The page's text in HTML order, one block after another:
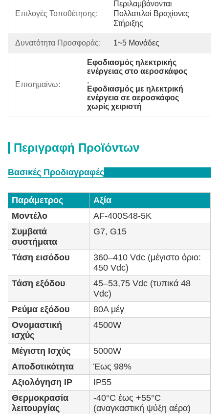
Επιλογές Τοποθέτησης:
Περιλαμβάνονται
Πολλαπλοί Βραχίονες
Στήριξης
Δυνατότητα Προσφοράς: 1~5 Μονάδες
Επισημαίνω:
Εφοδιασμός ηλεκτρικής
ενέργειας στο αεροσκάφος
,
Εφοδιασμός με ηλεκτρική
ενέργεια σε αεροσκάφος
χωρίς χειριστή
Περιγραφή Προϊόντων
Βασικές Προδιαγραφές
Παράμετρος
Αξία
Μοντέλο
AF-400S48-5K
Συμβατά
συστήματα
G7, G15
Τάση εισόδου
360–410 Vdc (μέγιστο όριο:
450 Vdc)
Τάση εξόδου
45–53,75 Vdc (τυπικά 48
Vdc)
Ρεύμα εξόδου
80A μέγ
Ονομαστική
ισχύς
4500W
Μέγιστη Ισχύς
5000W
Αποδοτικότητα
Έως 98%
Αξιολόγηση IP
IP55
Θερμοκρασία
λειτουργίας
-40°C έως +55°C
(αναγκαστική ψύξη αέρα)